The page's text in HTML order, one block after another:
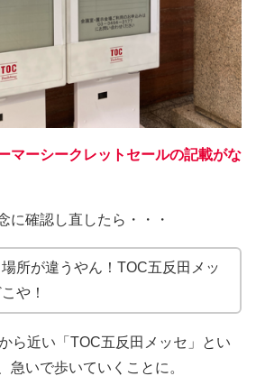
マーシークレットセールの記載がな
に確認し直したら・・・
所が違うやん！TOC五反田メッ
や！
ら近い「TOC五反田メッセ」とい
急いで歩いていくことに。